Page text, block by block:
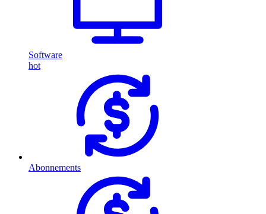
Software
hot
Abonnements